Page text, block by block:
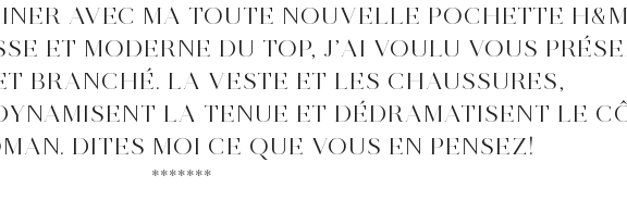
AVEC MA TOUTE NOUVELLE POCHETTE
ET MODERNE DU TOP, J’AI VOULU VOUS
BRANCHÉ. LA VESTE ET LES CHAUSSURES,
LA TENUE ET DÉDRAMATISENT LE
DITES MOI CE QUE VOUS EN PENSEZ!
*******